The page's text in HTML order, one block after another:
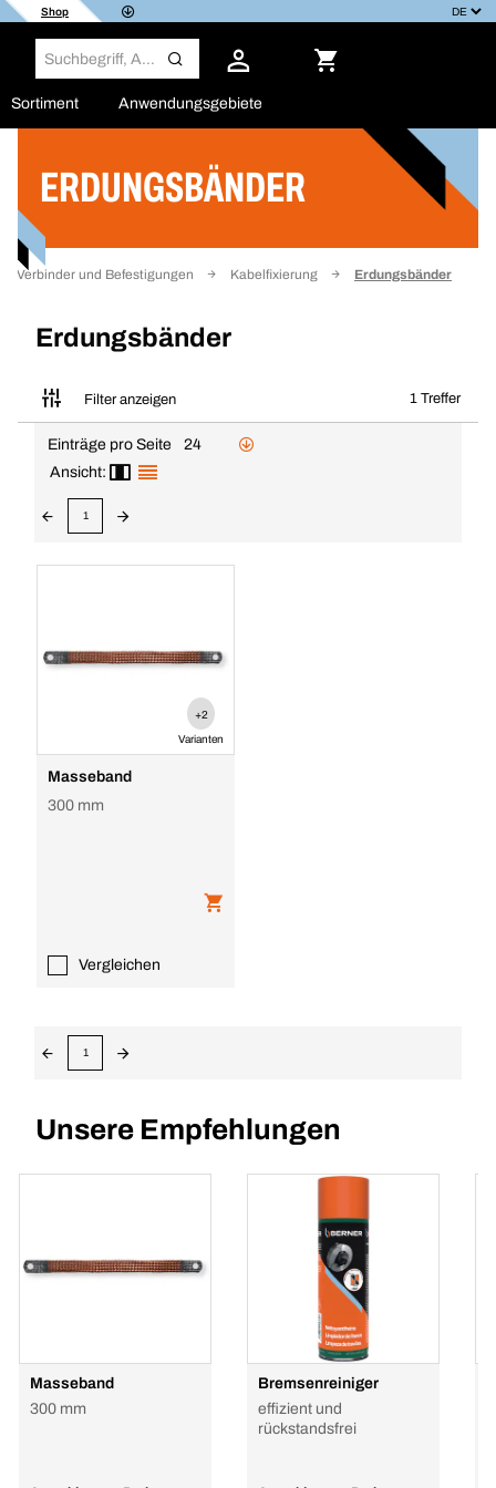
Shop
Sortiment Anwendungsgebiete
ERDUNGSBÄNDER
Verbinder und Befestigungen Kabelfixierung Erdungsbänder
Erdungsbänder
Filter anzeigen 1 Treffer
Filter
Einträge pro Seite
24
Ansicht:
1
+2
Varianten
Masseband
300 mm
Vergleichen
1
Unsere Empfehlungen
Masseband
300 mm
Bremsenreiniger
effizient und
rückstandsfrei